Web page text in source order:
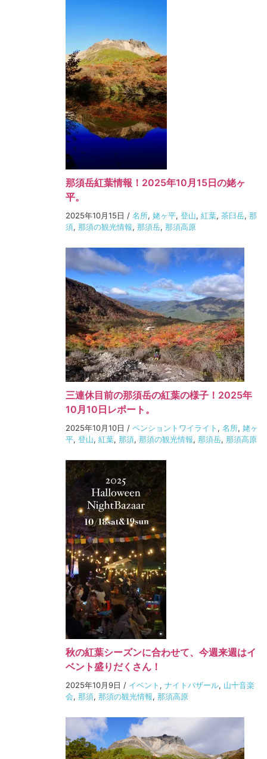
那須岳紅葉情報！2025年10月15日の姥ヶ
平。
2025年10月15日 / 名所, 姥ヶ平, 登山, 紅葉, 茶臼岳, 那
須, 那須の観光情報, 那須岳, 那須高原
三連休目前の那須岳の紅葉の様子！2025年
10月10日レポート。
2025年10月10日 / ペンショントワイライト , 名所, 姥ヶ
平, 登山, 紅葉, 那須, 那須の観光情報, 那須岳, 那須高原
秋の紅葉シーズンに合わせて、今週来週はイ
ベント盛りだくさん！
2025年10月9日 / イベント , ナイトバザール, 山十音楽
会, 那須, 那須の観光情報, 那須高原